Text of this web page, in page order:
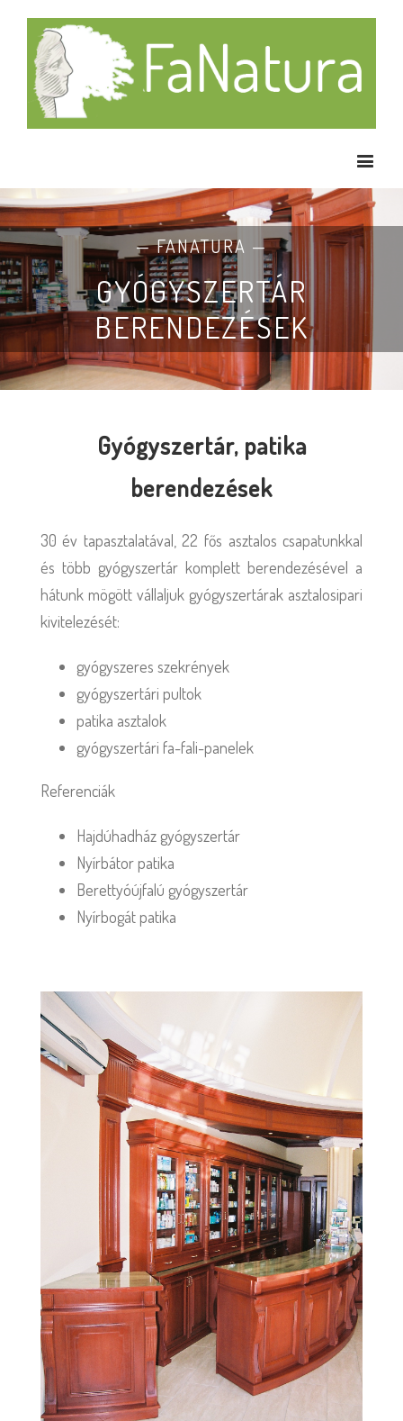
— FANATURA —
GYÓGYSZERTÁR
BERENDEZÉSEK
Gyógyszertár, patika
berendezések
30 év tapasztalatával, 22 fős asztalos csapatunkkal
és több gyógyszertár komplett berendezésével a
hátunk mögött vállaljuk gyógyszertárak asztalosipari
kivitelezését:
gyógyszeres szekrények
gyógyszertári pultok
patika asztalok
gyógyszertári fa-fali-panelek
Referenciák
Hajdúhadház gyógyszertár
Nyírbátor patika
Berettyóújfalú gyógyszertár
Nyírbogát patika